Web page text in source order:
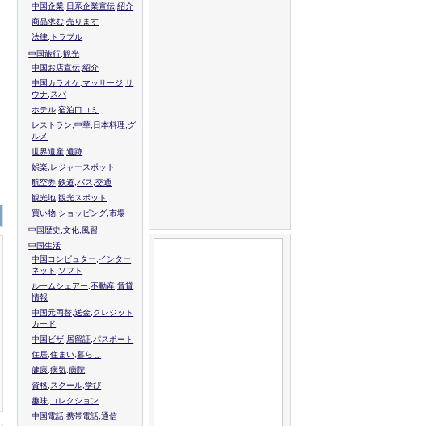
中国企業,日系企業宣伝,紹介
商品求む,売ります
法律,トラブル
中国旅行,観光
中国お店宣伝,紹介
中国カラオケ,マッサージ,サ
ウナ,スパ
ホテル,宿泊口コミ
レストラン,中華,日本料理,グ
ルメ
世界遺産,遺跡
娯楽,レジャースポット
航空券,鉄道,バス,交通
観光地,観光スポット
買い物,ショッピング,市場
中国歴史,文化,風習
中国生活
中国コンピュター,インター
ネット,ソフト
ルームシェアー,不動産,賃貸
情報
中国元両替,送金,クレジット
カード
中国ビザ,居留証,パスポート
住居,住まい,暮らし
健康,病気,病院
資格,スクール,学び
趣味,コレクション
中国電話,携帯電話,通信